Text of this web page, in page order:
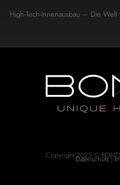
High-Tech-Innenausbau – Die
Copyright 2025 ©
Datenschutz|